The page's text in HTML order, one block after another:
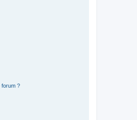
forum ?